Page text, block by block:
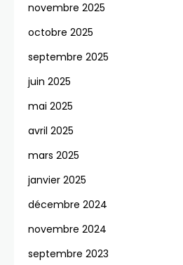
novembre 2025
octobre 2025
septembre 2025
juin 2025
mai 2025
avril 2025
mars 2025
janvier 2025
décembre 2024
novembre 2024
septembre 2023